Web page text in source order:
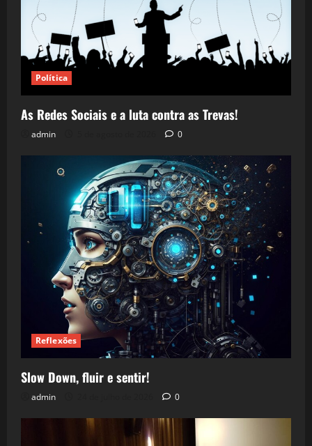
Política
As Redes Sociais e a luta contra as Trevas!
admin 0
Reflexões
Slow Down, fluir e sentir!
admin 0